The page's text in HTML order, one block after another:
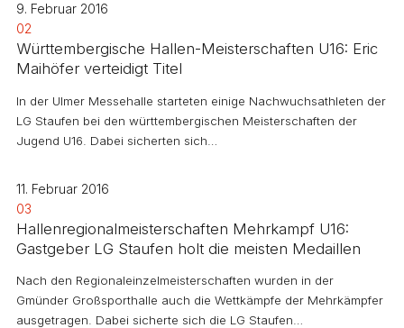
9. Februar 2016
02
Württembergische Hallen-Meisterschaften U16: Eric
Maihöfer verteidigt Titel
In der Ulmer Messehalle starteten einige Nachwuchsathleten der
LG Staufen bei den württembergischen Meisterschaften der
Jugend U16. Dabei sicherten sich…
11. Februar 2016
03
Hallenregionalmeisterschaften Mehrkampf U16:
Gastgeber LG Staufen holt die meisten Medaillen
Nach den Regionaleinzelmeisterschaften wurden in der
Gmünder Großsporthalle auch die Wettkämpfe der Mehrkämpfer
ausgetragen. Dabei sicherte sich die LG Staufen…